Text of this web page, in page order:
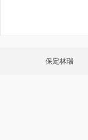
保定林瑞